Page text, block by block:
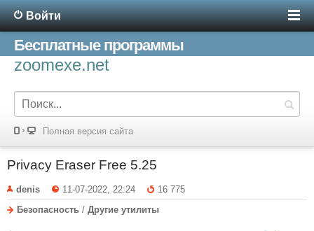
Войти
Бесплатные программы
zoomexe.net
Полная версия сайта
Privacy Eraser Free 5.25
denis 11-07-2022, 22:24
16 775
Безопасность / Другие утилиты